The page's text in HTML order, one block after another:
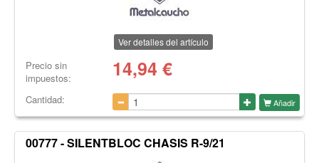
Ver detalles del artículo
Precio sin
impuestos:
14,94 €
Cantidad: Añadir
00777 - SILENTBLOC CHASIS R-9/21